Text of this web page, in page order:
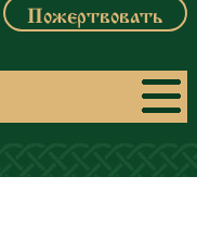
Пожертвовать